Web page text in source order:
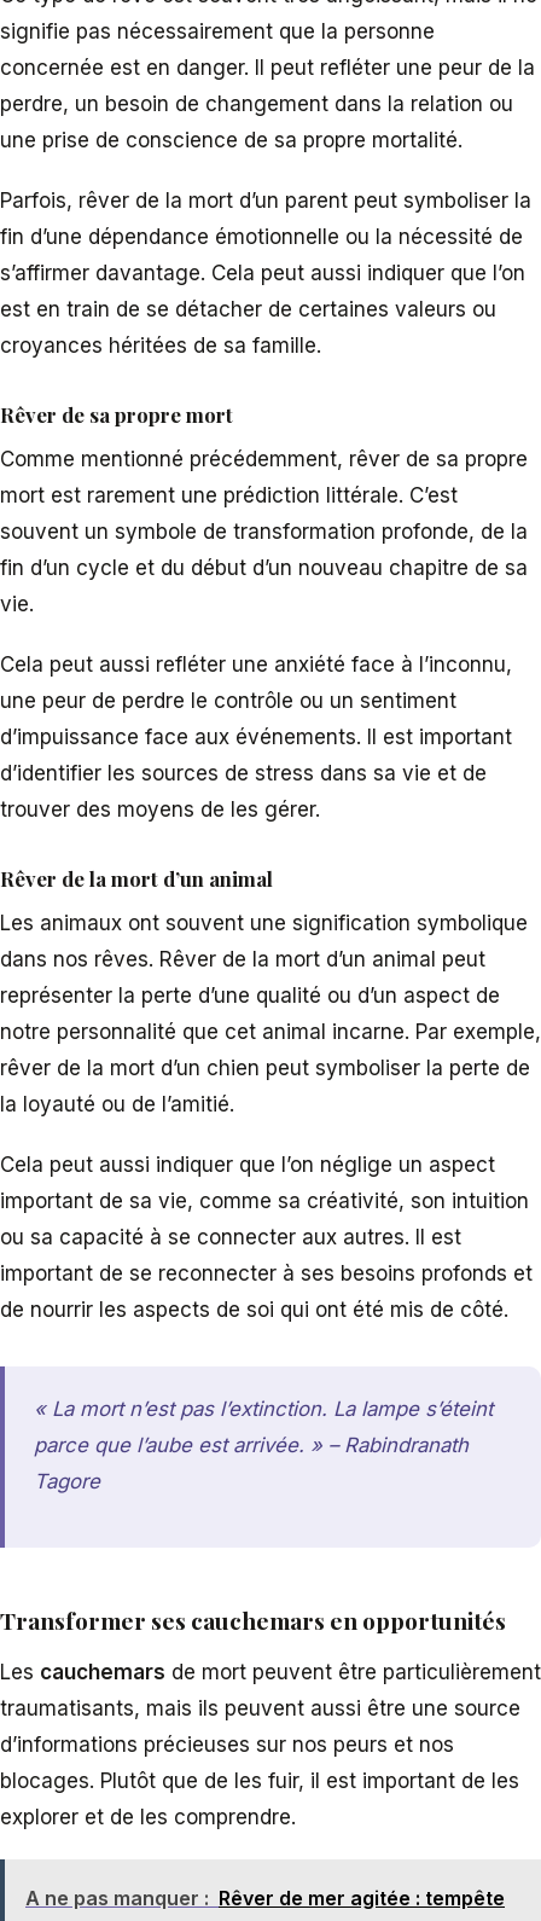
signifie pas nécessairement que la personne
concernée est en danger. Il peut refléter une peur de la
perdre, un besoin de changement dans la relation ou
une prise de conscience de sa propre mortalité.
Parfois, rêver de la mort d’un parent peut symboliser la
fin d’une dépendance émotionnelle ou la nécessité de
s’affirmer davantage. Cela peut aussi indiquer que l’on
est en train de se détacher de certaines valeurs ou
croyances héritées de sa famille.
Rêver de sa propre mort
Comme mentionné précédemment, rêver de sa propre
mort est rarement une prédiction littérale. C’est
souvent un symbole de transformation profonde, de la
fin d’un cycle et du début d’un nouveau chapitre de sa
vie.
Cela peut aussi refléter une anxiété face à l’inconnu,
une peur de perdre le contrôle ou un sentiment
d’impuissance face aux événements. Il est important
d’identifier les sources de stress dans sa vie et de
trouver des moyens de les gérer.
Rêver de la mort d’un animal
Les animaux ont souvent une signification symbolique
dans nos rêves. Rêver de la mort d’un animal peut
représenter la perte d’une qualité ou d’un aspect de
notre personnalité que cet animal incarne. Par exemple,
rêver de la mort d’un chien peut symboliser la perte de
la loyauté ou de l’amitié.
Cela peut aussi indiquer que l’on néglige un aspect
important de sa vie, comme sa créativité, son intuition
ou sa capacité à se connecter aux autres. Il est
important de se reconnecter à ses besoins profonds et
de nourrir les aspects de soi qui ont été mis de côté.
« La mort n’est pas l’extinction. La lampe s’éteint
parce que l’aube est arrivée. » – Rabindranath
Tagore
Transformer ses cauchemars en opportunités
Les cauchemars de mort peuvent être particulièrement
traumatisants, mais ils peuvent aussi être une source
d’informations précieuses sur nos peurs et nos
blocages. Plutôt que de les fuir, il est important de les
explorer et de les comprendre.
A ne pas manquer : Rêver de mer agitée : tempête